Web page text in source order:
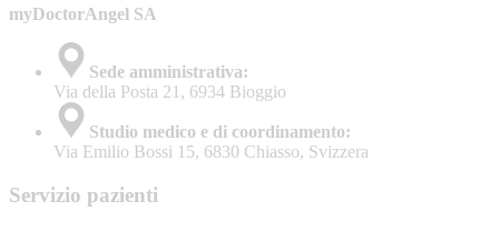
myDoctorAngel SA
Sede amministrativa:
Via della Posta 21, 6934 Bioggio
Studio medico e di coordinamento:
Via Emilio Bossi 15, 6830 Chiasso, Svizzera
Servizio pazienti